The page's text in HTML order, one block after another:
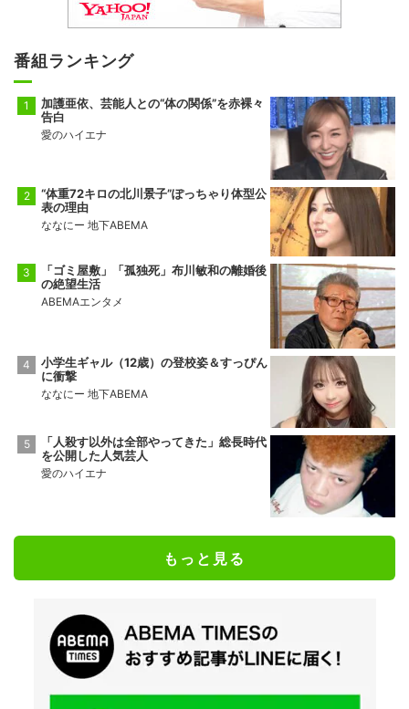
番組ランキング
加護亜依、芸能人との“体の関係”を赤裸々
告白
愛のハイエナ
“体重72キロの北川景子”ぽっちゃり体型公
表の理由
ななにー 地下ABEMA
「ゴミ屋敷」「孤独死」布川敏和の離婚後
の絶望生活
ABEMAエンタメ
小学生ギャル（12歳）の登校姿＆すっぴん
に衝撃
ななにー 地下ABEMA
「人殺す以外は全部やってきた」総長時代
を公開した人気芸人
愛のハイエナ
もっと見る